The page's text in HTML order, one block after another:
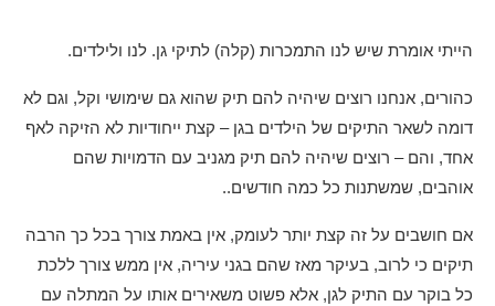
הייתי אומרת שיש לנו התמכרות (קלה) לתיקי גן. לנו ולילדים.
כהורים, אנחנו רוצים שיהיה להם תיק שהוא גם שימושי וקל, וגם לא
דומה לשאר התיקים של הילדים בגן – קצת ייחודיות לא הזיקה לאף
אחד, והם – רוצים שיהיה להם תיק מגניב עם הדמויות שהם
אוהבים, שמשתנות כל כמה חודשים..
אם חושבים על זה קצת יותר לעומק, אין באמת צורך בכל כך הרבה
תיקים כי לרוב, בעיקר מאז שהם בגני עיריה, אין ממש צורך ללכת
כל בוקר עם התיק לגן, אלא פשוט משאירים אותו על המתלה עם